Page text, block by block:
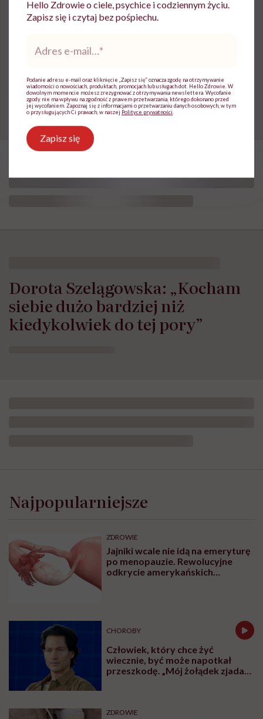
Dawid Oleszko: „Czasem
pozbywam się ze swojego życia
roślin, które działają mi na
zdrowe podejście”
Dorota Szelągowska: „Kocham
siebie dużo bardziej niż
kiedykolwiek do tej pory”
Najpopularniejsze
ZDROWIE
Jajniki wcale nie idą na emeryturę
po menopauzie. Rewolucyjne
odkrycie amerykańskich
CHOROBY
Człowiek, który chce żyć
wiecznie, być może napotkał
przeszkodę. „Mój żołądek zjada
ZDROWIE
Hello Zdrowie o ciele, psychice i codziennym życiu.
Zapisz się i czytaj bez pośpiechu.
mail*
Podanie adresu e-mail oraz kliknięcie „Zapisz się” oznacza zgodę na otrzymywanie
wiadomości o nowościach, produktach, promocjach lub usługach dot. Hello Zdrowie. W
dowolnym momencie możesz zrezygnować z otrzymywania newslettera. Wycofanie
zgody nie ma wpływu na zgodność z prawem przetwarzania, którego dokonano przed
jej wycofaniem. Zapoznaj się z informacjami o przetwarzaniu danych osobowych, w tym
o przysługujących Ci prawach, w naszej Polityce prywatności
Zapisz się